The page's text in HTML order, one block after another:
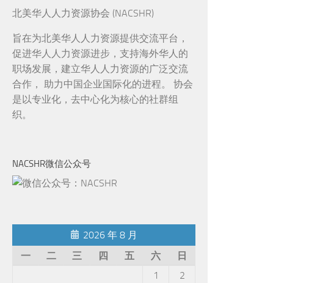
北美华人人力资源协会 (NACSHR)
旨在为北美华人人力资源提供交流平台，
促进华人人力资源进步，支持海外华人的
职场发展，建立华人人力资源的广泛交流
合作， 助力中国企业国际化的进程。 协会
是以专业化，去中心化为核心的社群组
织。
NACSHR微信公众号
2026 年 8 月
一
二 三 四 五 六
日
1
2